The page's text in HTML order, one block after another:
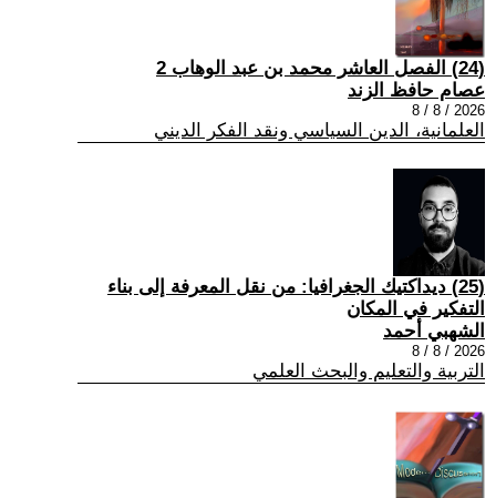
(24) الفصل العاشر محمد بن عبد الوهاب 2
عصام حافظ الزند
2026 / 8 / 8
العلمانية، الدين السياسي ونقد الفكر الديني
(25) ديداكتيك الجغرافيا: من نقل المعرفة إلى بناء
التفكير في المكان
الشهبي أحمد
2026 / 8 / 8
التربية والتعليم والبحث العلمي